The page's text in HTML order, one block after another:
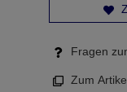
Fragen
Zum